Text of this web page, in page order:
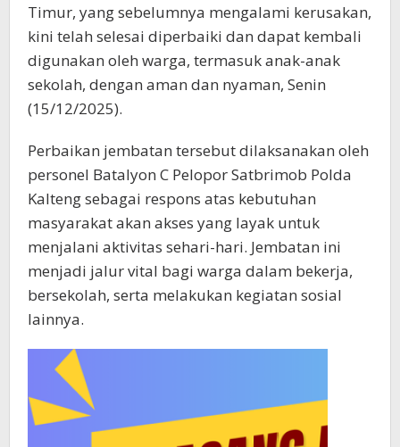
Timur, yang sebelumnya mengalami kerusakan,
kini telah selesai diperbaiki dan dapat kembali
digunakan oleh warga, termasuk anak-anak
sekolah, dengan aman dan nyaman, Senin
(15/12/2025).
Perbaikan jembatan tersebut dilaksanakan oleh
personel Batalyon C Pelopor Satbrimob Polda
Kalteng sebagai respons atas kebutuhan
masyarakat akan akses yang layak untuk
menjalani aktivitas sehari-hari. Jembatan ini
menjadi jalur vital bagi warga dalam bekerja,
bersekolah, serta melakukan kegiatan sosial
lainnya.